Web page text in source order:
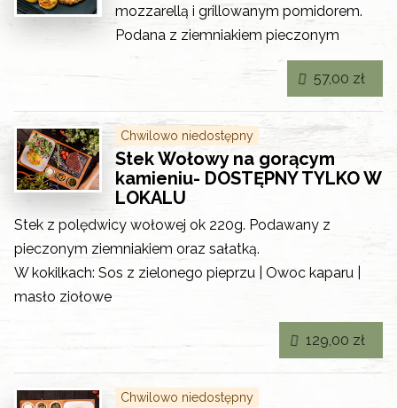
mozzarellą i grillowanym pomidorem.
Podana z ziemniakiem pieczonym
Chwilowo niedostępny
Stek Wołowy na gorącym
kamieniu- DOSTĘPNY TYLKO W
LOKALU
Stek z polędwicy wołowej ok 220g. Podawany z
pieczonym ziemniakiem oraz sałatką.
W kokilkach: Sos z zielonego pieprzu | Owoc kaparu |
masło ziołowe
Chwilowo niedostępny